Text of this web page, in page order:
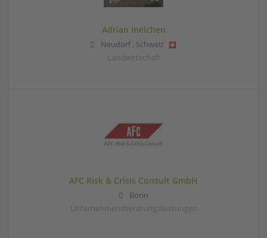
Adrian Ineichen
Neudorf, Schweiz
Landwirtschaft
AFC Risk & Crisis Consult GmbH
Bonn
Unternehmensberatungsleistungen